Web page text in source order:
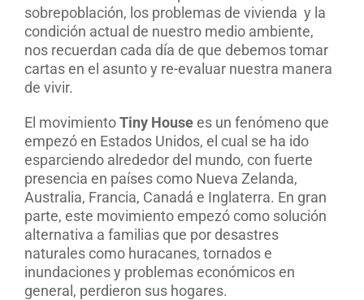
sobrepoblación, los problemas de vivienda y la
condición actual de nuestro medio ambiente,
nos recuerdan cada día de que debemos tomar
cartas en el asunto y re-evaluar nuestra manera
de vivir.
El movimientoTiny Housees un fenómeno que
empezó en Estados Unidos, el cual se ha ido
esparciendo alrededor del mundo, con fuerte
presencia en países como Nueva Zelanda,
Australia, Francia, Canadá e Inglaterra. En gran
parte, este movimiento empezó como solución
alternativa a familias que por desastres
naturales como huracanes, tornados e
inundaciones y problemas económicos en
general, perdieron sus hogares.